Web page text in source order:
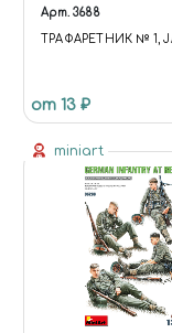
Арт. 3688
ТРАФАРЕТНИК № 1,
от 13 ₽
miniart